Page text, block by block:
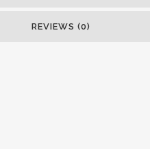
REVIEWS (0)